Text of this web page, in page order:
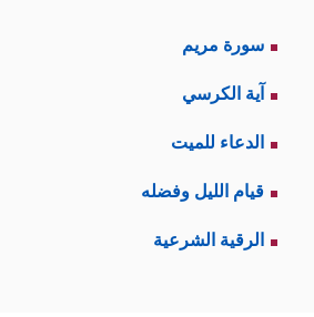
سورة مريم
آية الكرسي
الدعاء للميت
قيام الليل وفضله
الرقية الشرعية